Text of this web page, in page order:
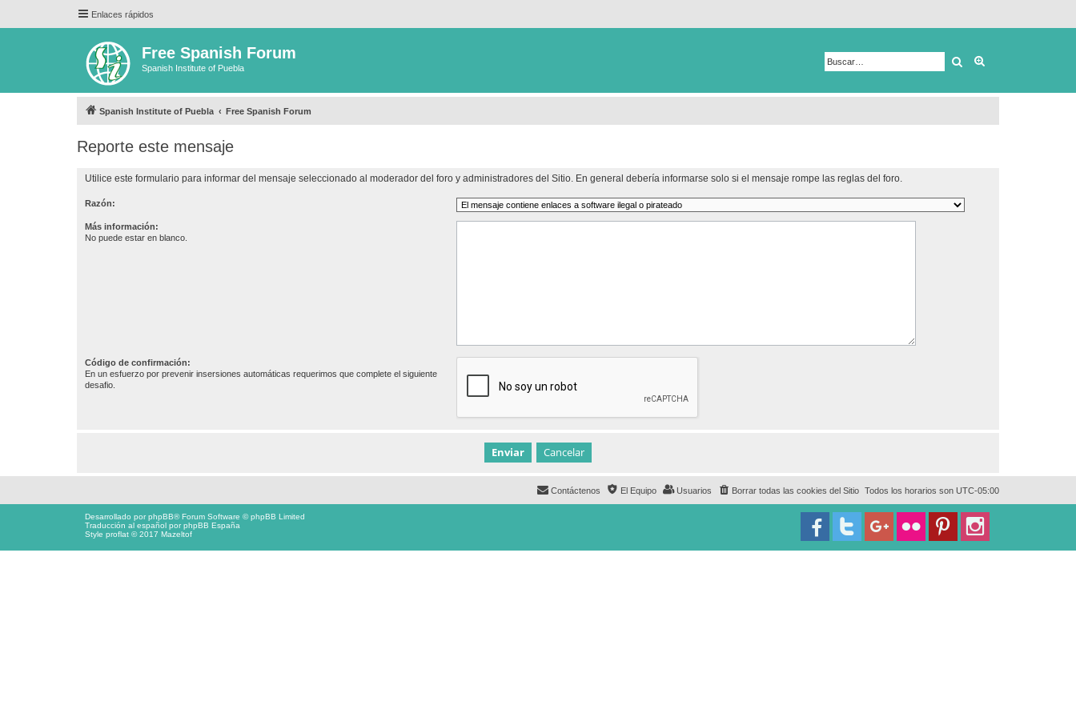
Enlaces rápidos
Free Spanish Forum
Spanish Institute of Puebla Buscar
Spanish Institute of Puebla Free Spanish Forum
Reporte este mensaje
Utilice este formulario para informar del mensaje seleccionado al moderador del foro y administradores del Sitio. En general debería informarse solo si el mensaje rompe las reglas del foro.
Razón:
Más información:
No puede estar en blanco.
Código de confirmación:
En un esfuerzo por prevenir insersiones automáticas requerimos que complete el siguiente
desafio.
Todos los horarios son UTC-05:00
Borrar todas las cookies del Sitio
Usuarios
El Equipo
Contáctenos
Desarrollado porphpBB® Forum Software © phpBB Limited
Traducción al español porphpBB España
Style proflat © 2017 Mazeltof